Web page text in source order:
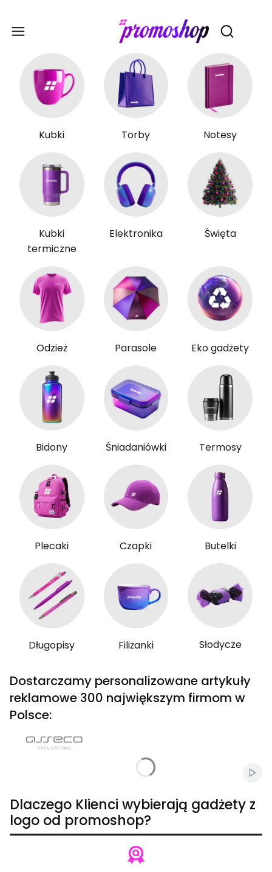
Otwórz
Kubki Torby Notesy
Kubki
termiczne
Elektronika Święta
Odzież Parasole Eko gadżety
Bidony Śniadaniówki Termosy
Plecaki Czapki Butelki
Długopisy Filiżanki Słodycze
Dostarczamy personalizowane artykuły
reklamowe 300 największym firmom w
Polsce:
Dlaczego Klienci wybierają gadżety z
logo od promoshop?